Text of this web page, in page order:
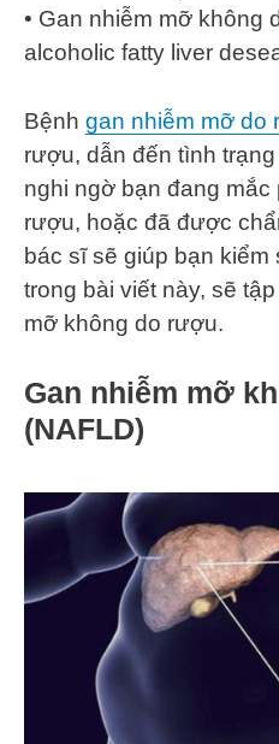
• Gan nhiễm mỡ không
alcoholic fatty liver
Bệnh gan nhiễm mỡ do
rượu, dẫn đến tình
nghi ngờ bạn đang
rượu, hoặc đã được
bác sĩ sẽ giúp bạn kiểm
trong bài viết này, sẽ
mỡ không do rượu.
Gan nhiễm mỡ
(NAFLD)